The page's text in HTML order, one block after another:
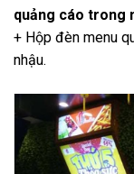
quảng cáo trong
+ Hộp đèn menu
nhậu.